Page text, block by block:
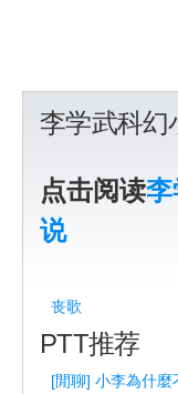
李学武科幻
点击阅读李
说
丧歌
PTT推荐
[閒聊] 小李為什麼